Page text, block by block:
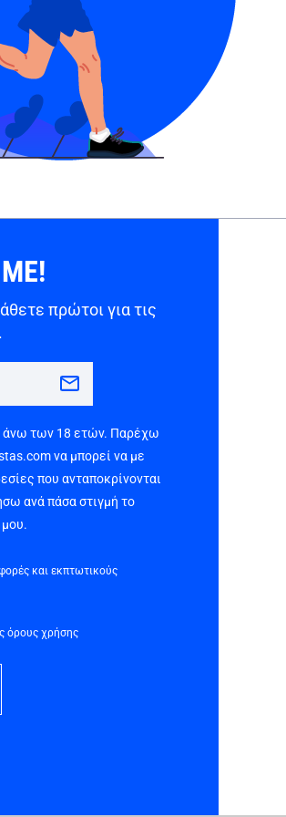
πρώτοι για τις
άνω των 18 ετών. Παρέχω
να μπορεί να με
που ανταποκρίνονται
ανά πάσα στιγμή το
και εκπτωτικούς
όρους χρήσης